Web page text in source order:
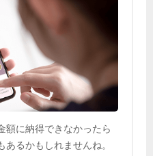
額に納得できなかったら
るかもしれませんね。